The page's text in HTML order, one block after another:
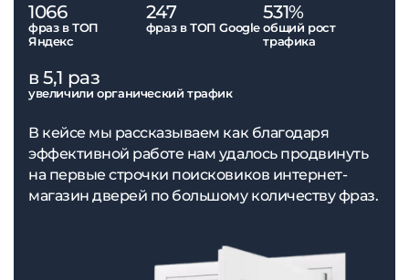
1066
фраз в ТОП
Яндекс
247
фраз в ТОП Google
531%
общий рост
трафика
в 5,1 раз
увеличили органический трафик
В кейсе мы рассказываем как благодаря
эффективной работе нам удалось продвинуть
на первые строчки поисковиков интернет-
магазин дверей по большому количеству фраз.